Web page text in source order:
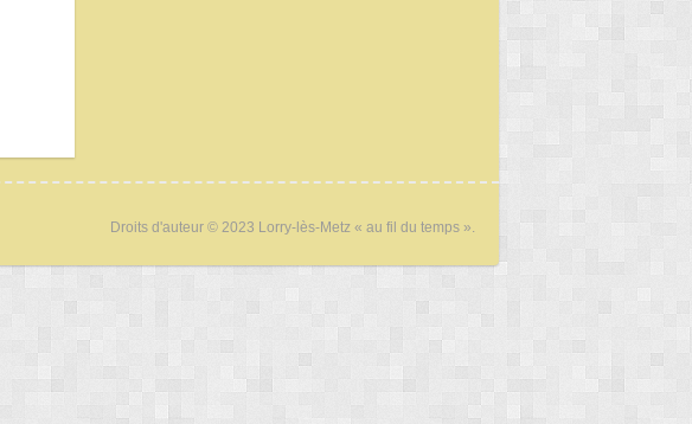
Droits d'auteur © 2023 Lorry-lès-Metz « au fil du temps ».